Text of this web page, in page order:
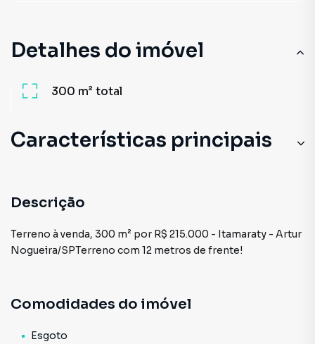
Detalhes do imóvel
300 m²total
Características principais
Descrição
Terreno à venda, 300 m² por R$ 215.000 - Itamaraty - Artur
Nogueira/SPTerreno com 12 metros de frente!
Comodidades do imóvel
Esgoto